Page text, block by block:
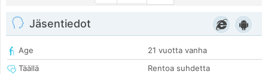
Jäsentiedot
Age
21 vuotta vanha
Täällä
Rentoa suhdetta